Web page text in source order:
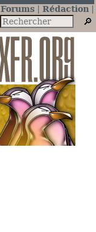
Forums
Rédaction